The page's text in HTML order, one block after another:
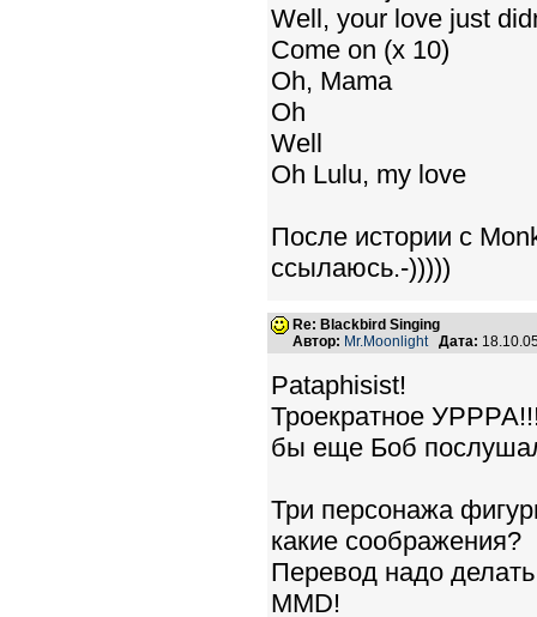
Well, your love just
Come on (x 10)
Oh, Mama
Oh
Well
Oh Lulu, my love
После истории с
ссылаюсь.-)))))
Re: Blackbird Singing
Автор: Mr.Moonlight Дата:
Pataphisist!
Троекратное
бы еще Боб
Три персонажа
какие соображения?
Перевод надо
MMD!